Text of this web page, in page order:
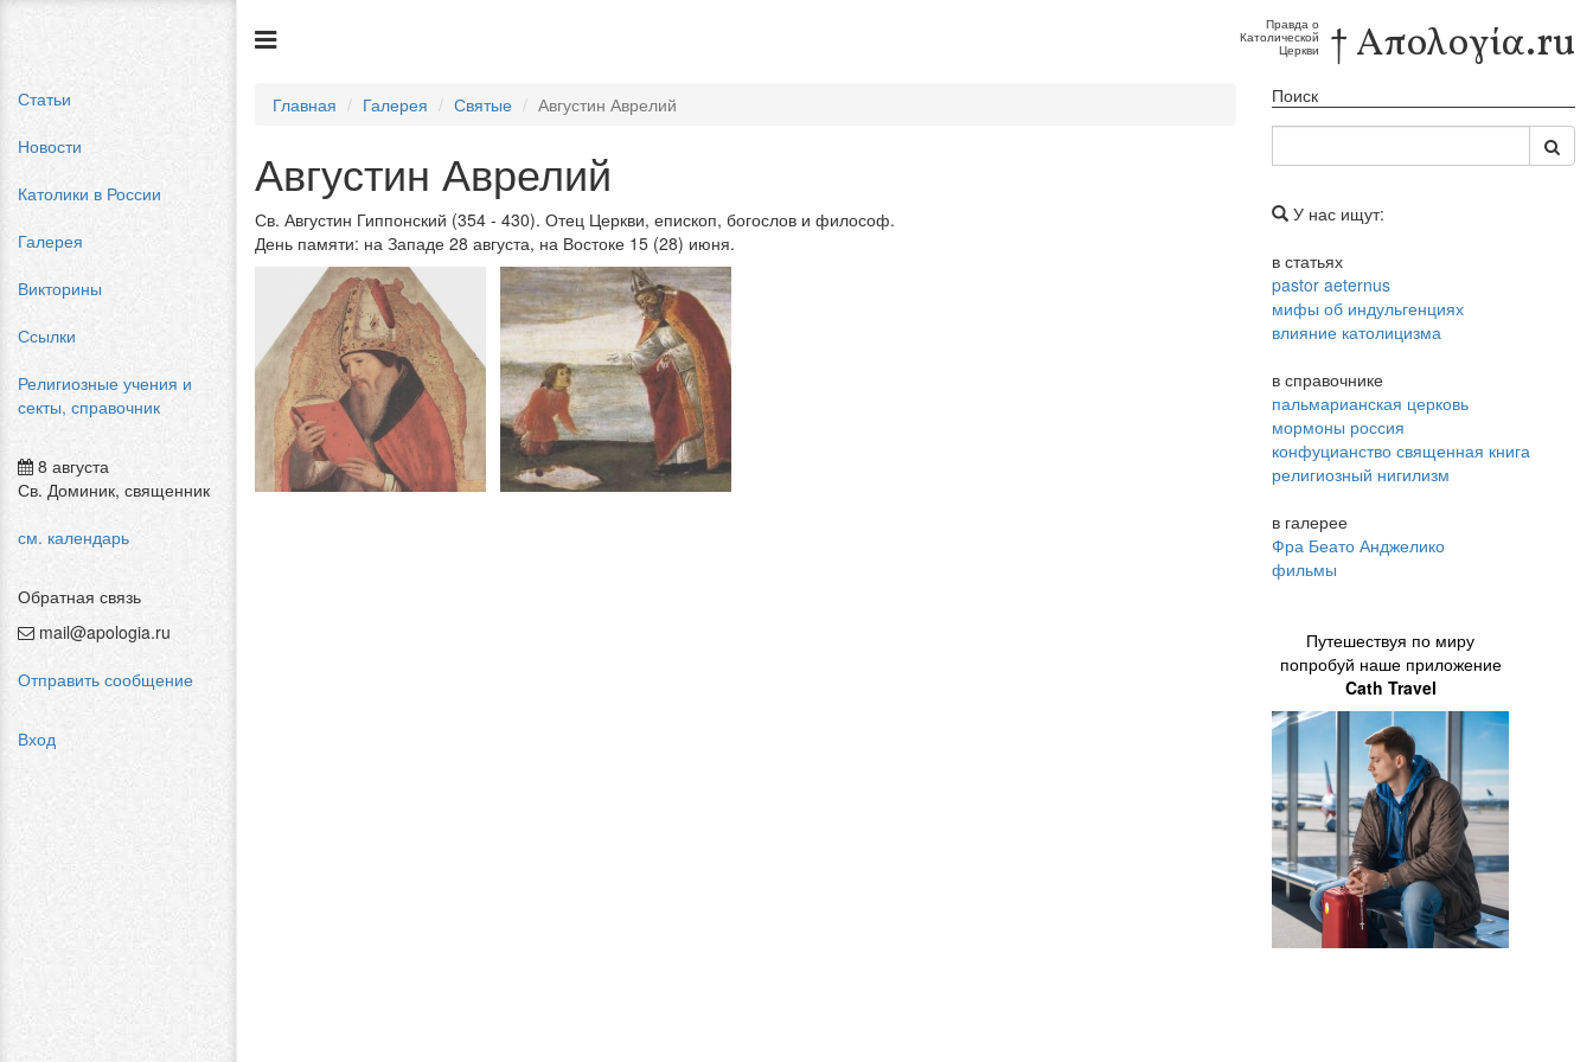
Статьи
Новости
Католики в России
Галерея
Викторины
Ссылки
Религиозные учения и
секты, справочник
8 августа
Св. Доминик, священник
см. календарь
Обратная связь
mail@apologia.ru
Отправить сообщение
Вход
Правда о
Католической
Церкви † Απολογία.ru
Главная Галерея Святые Августин Аврелий
Августин Аврелий
Св. Августин Гиппонский (354 - 430). Отец Церкви, епископ, богослов и философ.
День памяти: на Западе 28 августа, на Востоке 15 (28) июня.
Поиск
У нас ищут:
в статьях
pastor aeternus
мифы об индульгенциях
влияние католицизма
в справочнике
пальмарианская церковь
мормоны россия
конфуцианство священная книга
религиозный нигилизм
в галерее
Фра Беато Анджелико
фильмы
Путешествуя по миру
попробуй наше приложение
Cath Travel